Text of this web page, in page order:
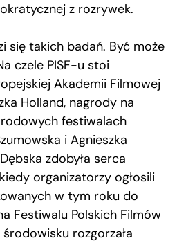
z rozrywek.
się takich badań. Być może
czele PISF-u stoi
Akademii Filmowej
Holland, nagrody na
festiwalach
i Agnieszka
zdobyła serca
organizatorzy ogłosili
w tym roku do
Festiwalu Polskich Filmów
rozgorzała